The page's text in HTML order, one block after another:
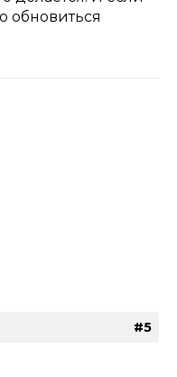
обновиться
#5